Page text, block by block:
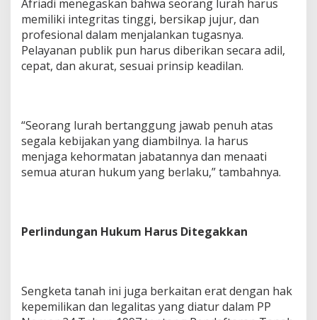
Afriadi menegaskan bahwa seorang lurah harus
memiliki integritas tinggi, bersikap jujur, dan
profesional dalam menjalankan tugasnya.
Pelayanan publik pun harus diberikan secara adil,
cepat, dan akurat, sesuai prinsip keadilan.
“Seorang lurah bertanggung jawab penuh atas
segala kebijakan yang diambilnya. Ia harus
menjaga kehormatan jabatannya dan menaati
semua aturan hukum yang berlaku,” tambahnya.
Perlindungan Hukum Harus Ditegakkan
Sengketa tanah ini juga berkaitan erat dengan hak
kepemilikan dan legalitas yang diatur dalam PP